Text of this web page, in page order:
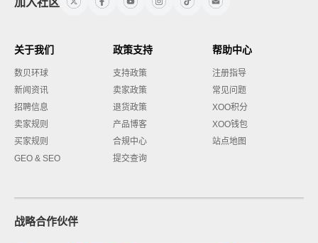
关于我们
数贝环球
新闻资讯
招聘信息
卖家规则
买家规则
GEO & SEO
政策支持
支持政策
卖家政策
退货政策
产品博客
合規中心
提交查询
帮助中心
注册指导
常见问题
XOO积分
XOO钱包
站点地图
战略合作伙伴